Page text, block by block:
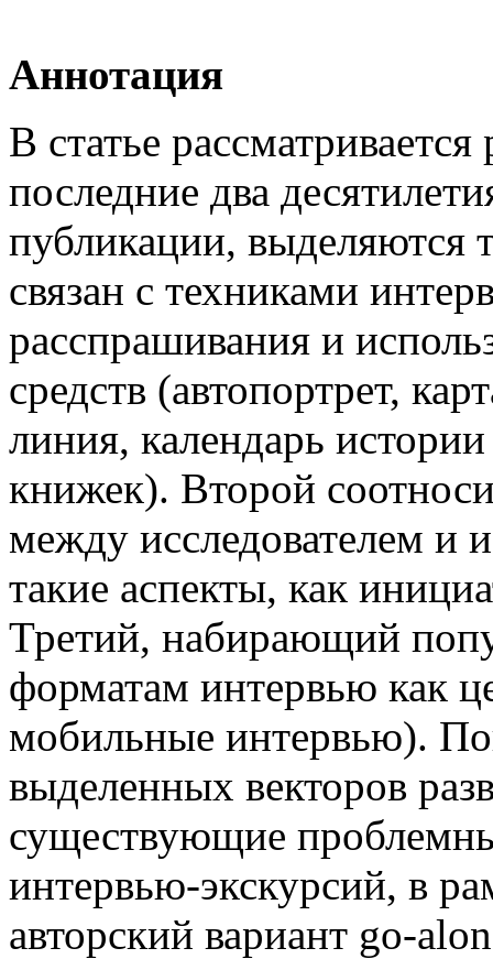
Аннотация
В статье
последние два
публикации, выделяются
связан с техниками
расспрашивания и
средств (автопортрет,
линия, календарь
книжек). Второй
между исследователем и
такие аспекты, как
Третий, набирающий
форматам интервью как
мобильные интервью).
выделенных векторов
существующие
интервью-экскурсий, в
авторский вариант go-